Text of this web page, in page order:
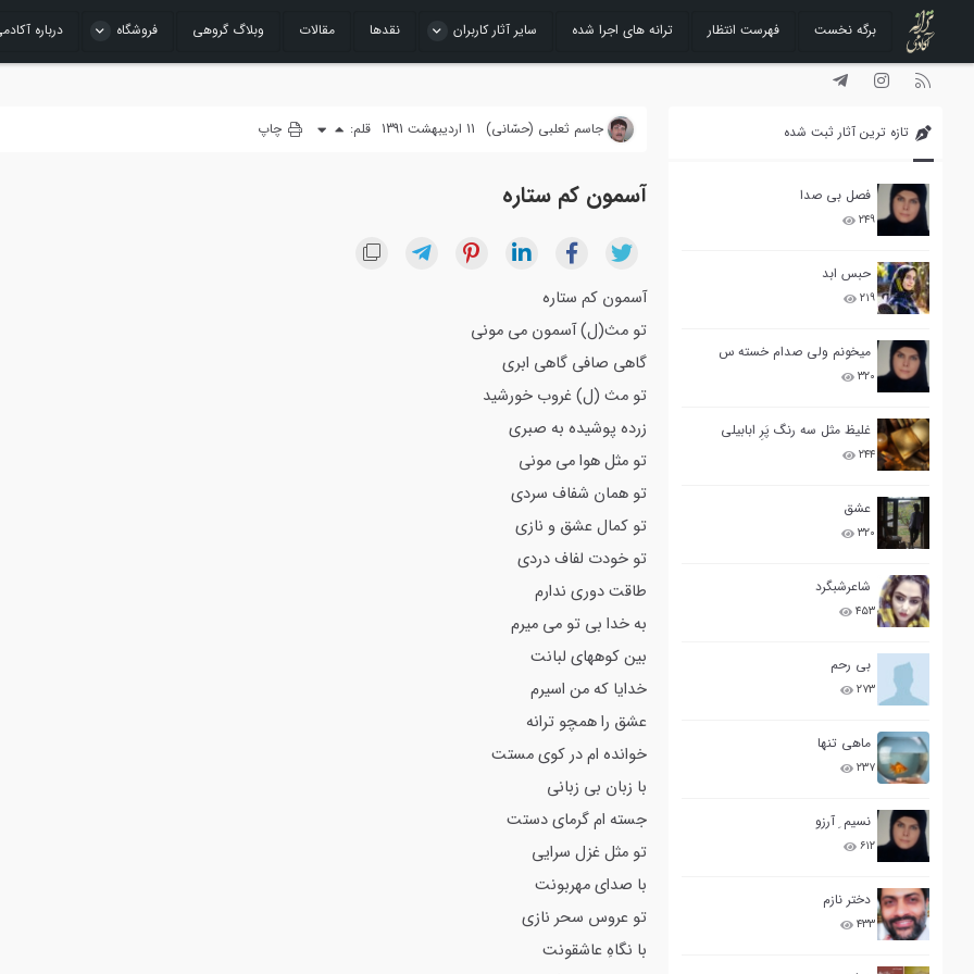
رفتن
به
محتوا
برگه نخست فهرست انتظار ترانه های اجرا شده سایر آثار کاربران نقدها مقالات وبلاگ گروهی فروشگاه درباره
تازه ترین آثار ثبت شده
فصل بی صدا
۲۴۹
حبس ابد
۲۱۹
میخونم ولی صدام خسته س
۳۲۰
غلیظ مثل سه رنگ پَرِ ابابیلی
۲۴۴
عشق
۳۲۰
شاعرشبگرد
۴۵۳
بی رحم
۲۷۳
ماهی تنها
۲۳۷
نسیم ِ آرزو
۶۱۲
دختر نازم
۴۳۳
جاسم ثعلبی (حسّانی) 11 اردیبهشت 1391 قلم: چاپ
آسمون کم ستاره
آسمون کم ستاره
تو مث(ل) آسمون می مونی
گاهی صافی گاهی ابری
تو مث (ل) غروب خورشید
زرده پوشیده به صبری
تو مثل هوا می مونی
تو همان شفاف سردی
تو کمال عشق و نازی
تو خودت لفاف دردی
طاقت دوری ندارم
به خدا بی تو می میرم
بین کوههای لبانت
خدایا که من اسیرم
عشق را همچو ترانه
خوانده ام در کوی مستت
با زبان بی زبانی
جسته ام گرمای دستت
تو مثل غزل سرایی
با صدای مهربونت
تو عروس سحر نازی
با نگاهِ عاشقونت